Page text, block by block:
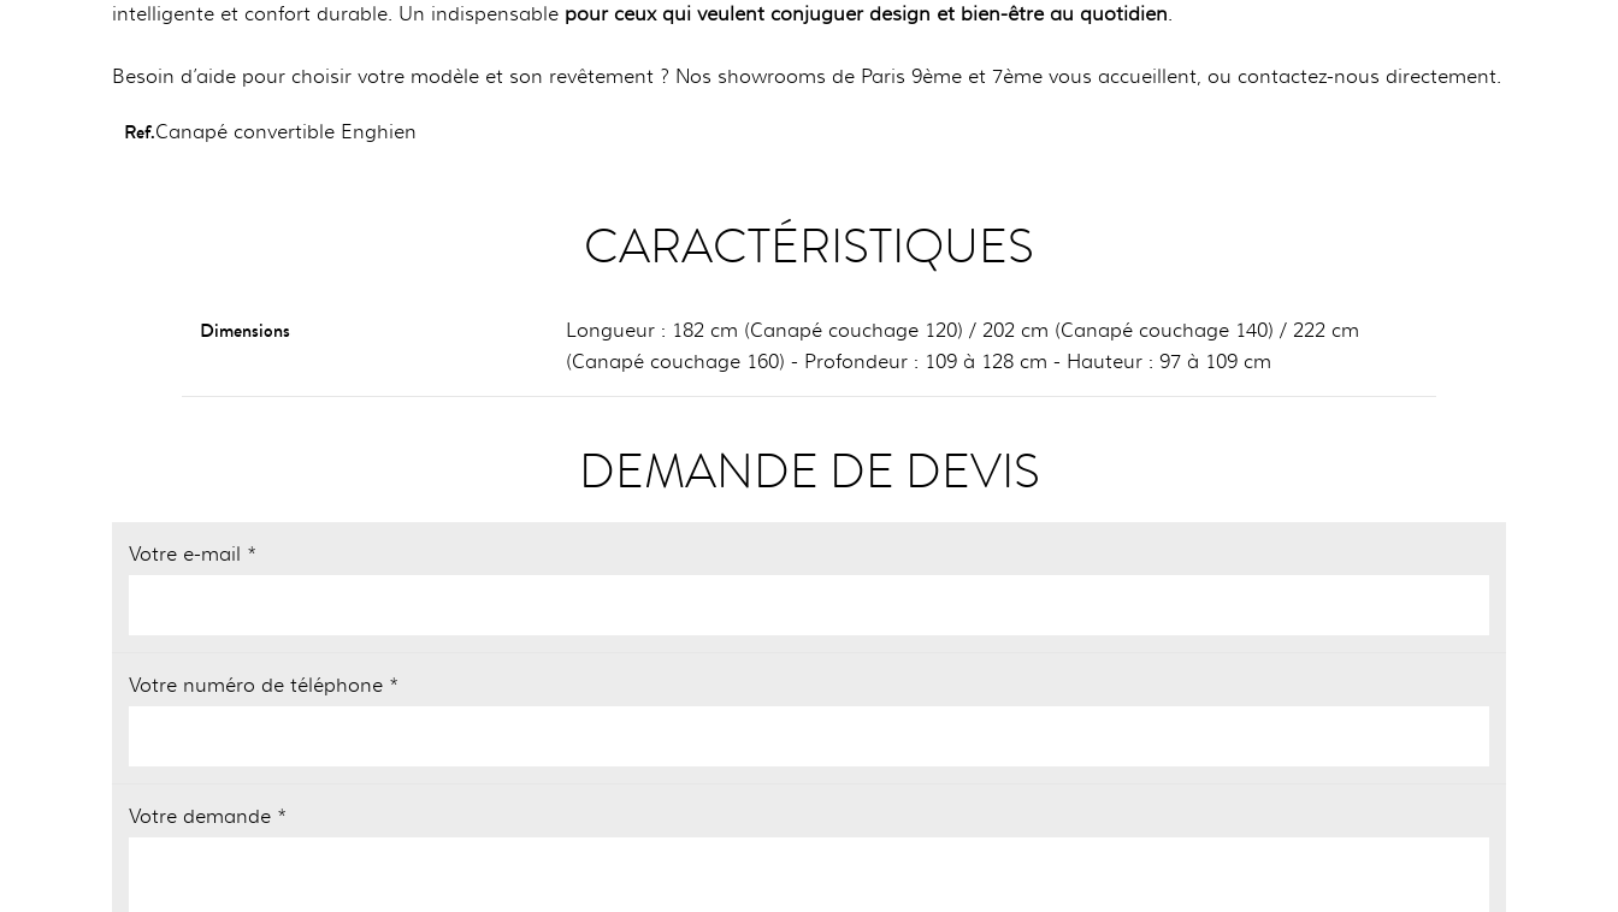
intelligente et confort durable. Un indispensable pour ceux qui veulent conjuguer design et bien-être au quotidien.
Besoin d’aide pour choisir votre modèle et son revêtement ? Nos showrooms de Paris 9ème et 7ème vous accueillent, ou contactez-nous directement.
Ref.Canapé convertible Enghien
CARACTÉRISTIQUES
Dimensions
Longueur : 182 cm (Canapé couchage 120) / 202 cm (Canapé couchage 140) / 222 cm
(Canapé couchage 160) - Profondeur : 109 à 128 cm - Hauteur : 97 à 109 cm
DEMANDE DE DEVIS
Votre e-mail *
Votre numéro de téléphone *
Votre demande *